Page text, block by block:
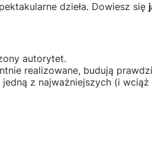
dzieła. Dowiesz się
autorytet.
realizowane, budują
z najważniejszych (i